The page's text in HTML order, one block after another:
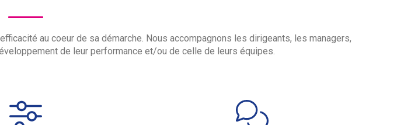
au coeur de sa démarche. Nous accompagnons les dirigeants, les managers,
de leur performance et/ou de celle de leurs équipes.